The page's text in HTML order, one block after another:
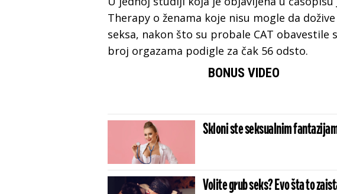
Therapy o ženama koje nisu mogle da
seksa, nakon što su probale CAT obavestile
broj orgazama podigle za čak 56 odsto.
BONUS VIDEO
Skloni ste seksualnim
Volite grub seks? Evo šta to